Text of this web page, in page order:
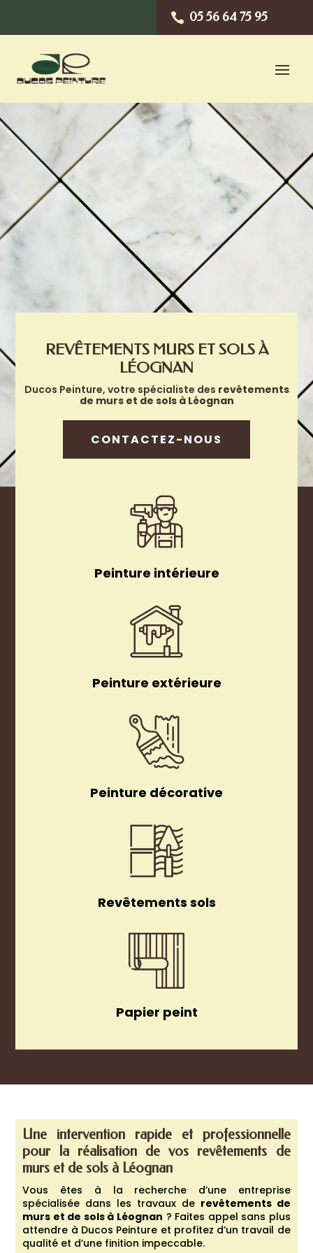
 05 56 64 75 95
REVÊTEMENTS MURS ET SOLS À
LÉOGNAN
Ducos Peinture, votre spécialiste des revêtements
de murs et de sols à Léognan
CONTACTEZ-NOUS
Peinture intérieure
Peinture extérieure
Peinture décorative
Revêtements sols
Papier peint
Une intervention rapide et professionnelle
pour la réalisation de vos revêtements de
murs et de sols à Léognan
Vous êtes à la recherche d’une entreprise
spécialisée dans les travaux de revêtements de
murs et de sols à Léognan ? Faites appel sans plus
attendre à Ducos Peinture et profitez d’un travail de
qualité et d’une finition impeccable.